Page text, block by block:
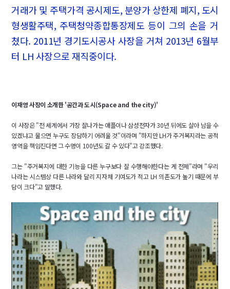
거래가 및 주택가격 공시제도, 분양가 상한제 폐지, 도시
형생활주택, 주택청약종합통장제도 등이 그의 손을 거
쳤다. 2011년 경기도시공사 사장을 거쳐 2013년 6월부
터 LH 사장으로 재직중이다.
이재영 사장이 소개한 '공간과 도시(Space and the city)'
이 사장은 "전 세계에서 가장 잘나가는 애플이나 삼성전자가 30년 뒤에도 살아 남을 수
있겠냐고 물으면 누구도 장담하기 어려울 것"이라며 "하지만 LH가 주거복지라는 공적
영역을 책임진다면 그 수명이 100년도 갈 수 있다"고 강조했다.
그는 "주거복지에 대한 기능을 다른 누구보다 잘 수행해야한다는 게 전제"라며 "우리
나라는 시스템상 다른 나라와 달리 지자체 기여도가 적고 LH 의존도가 높기 때문에 부
담이 크다"고 말했다.